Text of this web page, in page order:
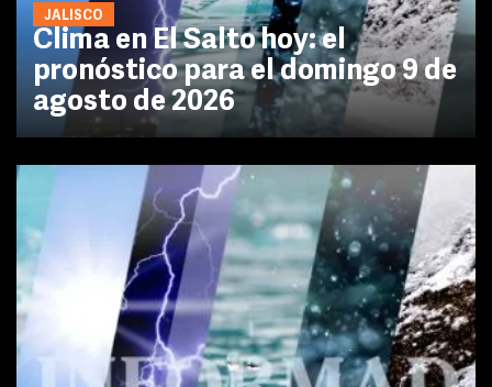
JALISCO
Clima en El Salto hoy: el
pronóstico para el domingo 9 de
agosto de 2026